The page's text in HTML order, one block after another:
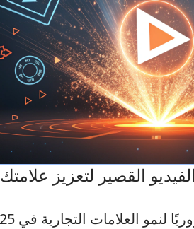
القصير لتعزيز علامتك
لنمو العلامات التجارية في 2025